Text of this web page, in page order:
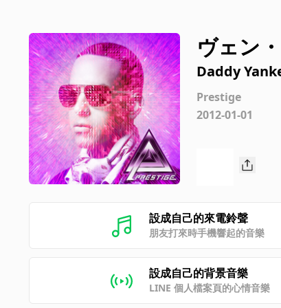
ヴェン
Daddy
Prestige
2012-01-01
設成自己的來電鈴聲
朋友打來時手機響起的音樂
設成自己的背景音樂
LINE 個人檔案頁的心情音樂